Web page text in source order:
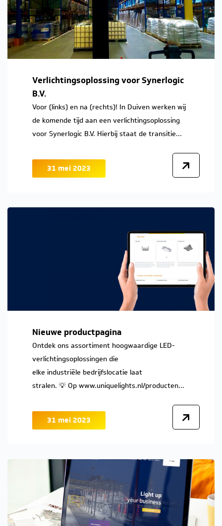
31 mei 2023
Verlichtingsoplossing voor Synerlogic
B.V.
Voor (links) en na (rechts)! In Duiven werken wij
de komende tijd aan een verlichtingsoplossing
voor Synerlogic B.V. Hierbij staat de transitie...
31 mei 2023
Nieuwe productpagina
Ontdek ons assortiment hoogwaardige LED-
verlichtingsoplossingen die
elke industriële bedrijfslocatie laat
stralen. 💡 Op www.uniquelights.nl/producten...